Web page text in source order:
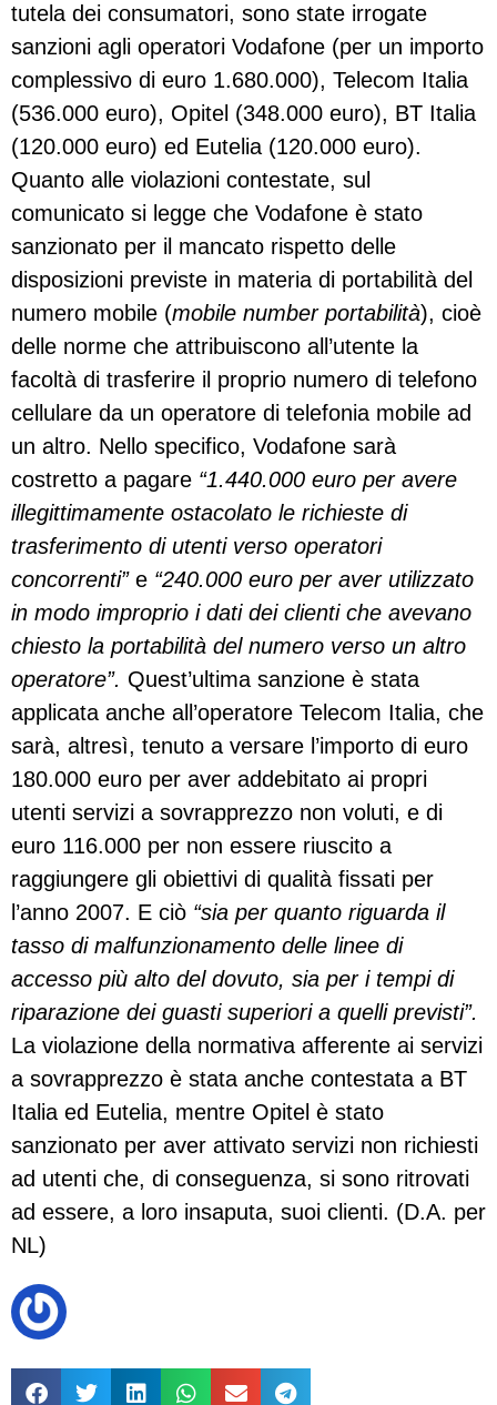
tutela dei consumatori, sono state irrogate
sanzioni agli operatori Vodafone (per un importo
complessivo di euro 1.680.000), Telecom Italia
(536.000 euro), Opitel (348.000 euro), BT Italia
(120.000 euro) ed Eutelia (120.000 euro).
Quanto alle violazioni contestate, sul
comunicato si legge che Vodafone è stato
sanzionato per il mancato rispetto delle
disposizioni previste in materia di portabilità del
numero mobile (mobile number portabilità), cioè
delle norme che attribuiscono all’utente la
facoltà di trasferire il proprio numero di telefono
cellulare da un operatore di telefonia mobile ad
un altro. Nello specifico, Vodafone sarà
costretto a pagare “1.440.000 euro per avere
illegittimamente ostacolato le richieste di
trasferimento di utenti verso operatori
concorrenti” e “240.000 euro per aver utilizzato
in modo improprio i dati dei clienti che avevano
chiesto la portabilità del numero verso un altro
operatore”. Quest’ultima sanzione è stata
applicata anche all’operatore Telecom Italia, che
sarà, altresì, tenuto a versare l’importo di euro
180.000 euro per aver addebitato ai propri
utenti servizi a sovrapprezzo non voluti, e di
euro 116.000 per non essere riuscito a
raggiungere gli obiettivi di qualità fissati per
l’anno 2007. E ciò “sia per quanto riguarda il
tasso di malfunzionamento delle linee di
accesso più alto del dovuto, sia per i tempi di
riparazione dei guasti superiori a quelli previsti”.
La violazione della normativa afferente ai servizi
a sovrapprezzo è stata anche contestata a BT
Italia ed Eutelia, mentre Opitel è stato
sanzionato per aver attivato servizi non richiesti
ad utenti che, di conseguenza, si sono ritrovati
ad essere, a loro insaputa, suoi clienti. (D.A. per
NL)